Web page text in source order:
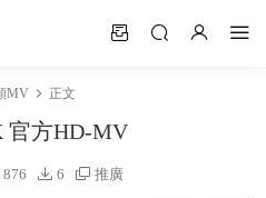
MV 正文
官方HD-MV
876 6 推廣